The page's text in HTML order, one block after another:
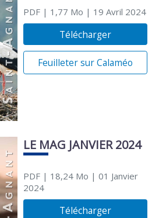
PDF| 1,77 Mo | 19 Avril 2024
Télécharger
Feuilleter sur Calaméo
LE MAG JANVIER 2024
PDF| 18,24 Mo | 01 Janvier
2024
Télécharger